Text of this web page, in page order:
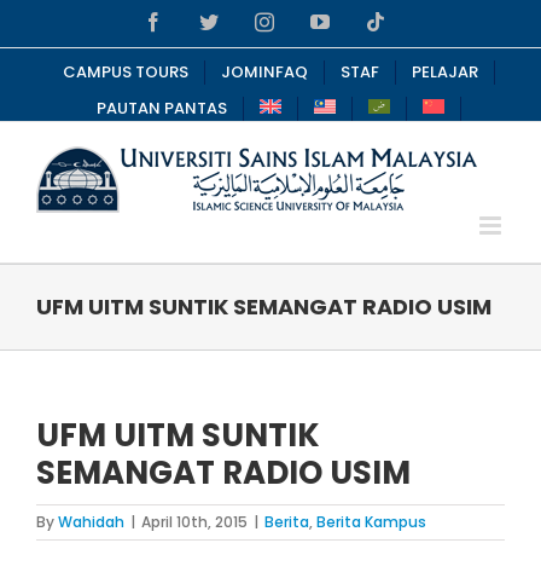
to
content
FacebookTwitterInstagramYouTube
CAMPUS TOURS JOMINFAQ STAF
PELAJAR
PAUTAN PANTAS
UFM UITM SUNTIK SEMANGAT RADIO USIM
UFM UITM SUNTIK
SEMANGAT RADIO USIM
ByWahidah | April 10th, 2015 | Berita,Berita Kampus